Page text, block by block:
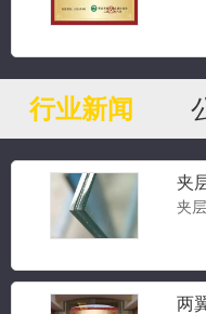
行业新闻
夹
夹
两